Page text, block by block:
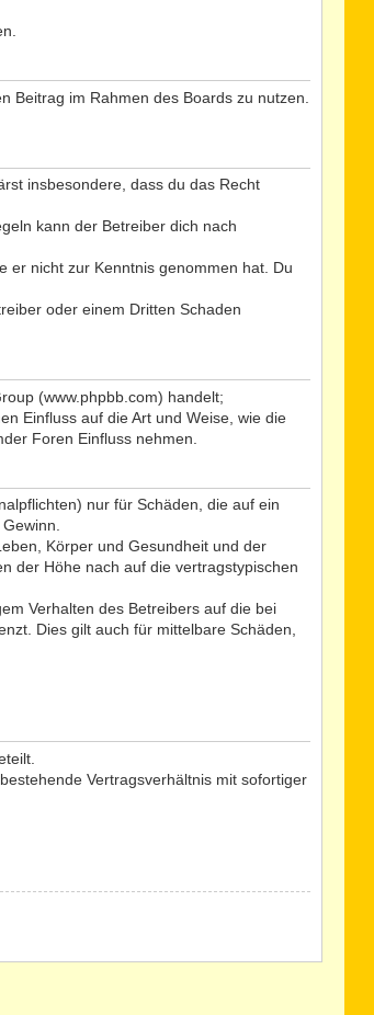
Beitrag im Rahmen des Boards zu nutzen.
insbesondere, dass du das Recht
kann der Betreiber dich nach
er nicht zur Kenntnis genommen hat. Du
oder einem Dritten Schaden
(www.phpbb.com) handelt;
Einfluss auf die Art und Weise, wie die
Foren Einfluss nehmen.
nur für Schäden, die auf ein
Körper und Gesundheit und der
der Höhe nach auf die vertragstypischen
Verhalten des Betreibers auf die bei
Dies gilt auch für mittelbare Schäden,
Vertragsverhältnis mit sofortiger